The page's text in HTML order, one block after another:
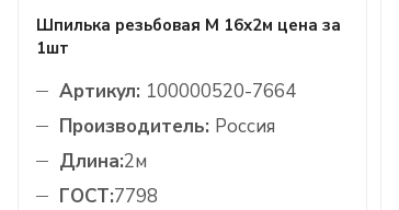
Шпилька резьбовая М 16х2м цена за
1шт
Артикул: 100000520-7664
Производитель: Россия
Длина:2м
ГОСТ:7798